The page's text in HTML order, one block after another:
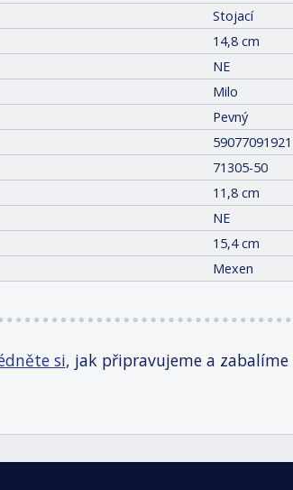
Stojací
14,8 cm
NE
Milo
Pevný
71305-50
11,8 cm
NE
15,4 cm
Mexen
si, jak připravujeme a zabalíme